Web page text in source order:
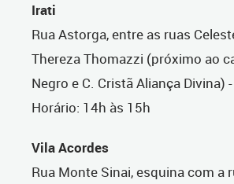
Irati
Rua Astorga, entre as ruas
Thereza Thomazzi (próximo ao
Negro e C. Cristã Aliança Divina)
Horário: 14h às 15h
Vila Acordes
Rua Monte Sinai, esquina com a